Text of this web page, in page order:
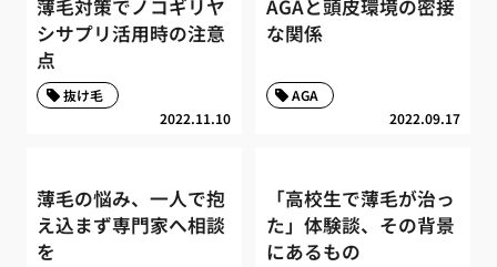
薄毛対策でノコギリヤ
シサプリ活用時の注意
点
2022.11.10
抜け毛
AGAと頭皮環境の密接
な関係
2022.09.17
AGA
薄毛の悩み、一人で抱
え込まず専門家へ相談
を
「高校生で薄毛が治っ
た」体験談、その背景
にあるもの